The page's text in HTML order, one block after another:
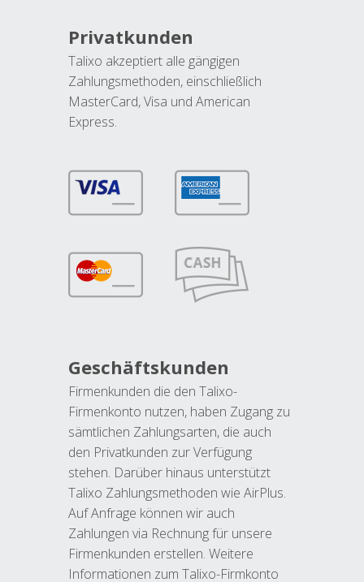
Privatkunden
Talixo akzeptiert alle gängigen
Zahlungsmethoden, einschließlich
MasterCard, Visa und American
Express.
Geschäftskunden
Firmenkunden die den Talixo-
Firmenkonto nutzen, haben Zugang zu
sämtlichen Zahlungsarten, die auch
den Privatkunden zur Verfügung
stehen. Darüber hinaus unterstützt
Talixo Zahlungsmethoden wie AirPlus.
Auf Anfrage können wir auch
Zahlungen via Rechnung für unsere
Firmenkunden erstellen. Weitere
Informationen zum Talixo-Firmkonto